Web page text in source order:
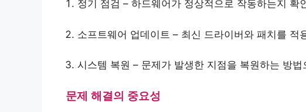
정기 점검 – 하드웨어가 정상적으로 작동하는지 확
소프트웨어 업데이트 – 최신 드라이버와 패치를 적
시스템 복원 – 문제가 발생한 지점을 복원하는 방
문제 해결의 중요성